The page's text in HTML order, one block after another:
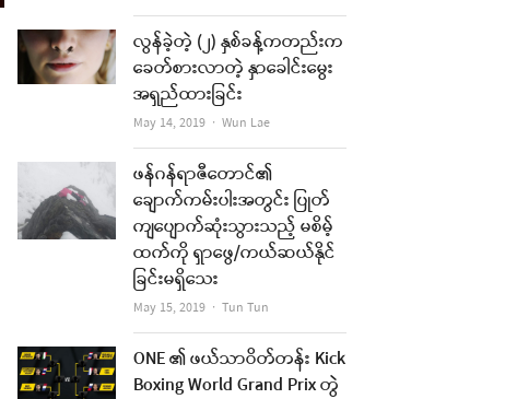
လွန်ခဲ့တဲ့ (၂) နှစ်ခန့်ကတည်းက
ခေတ်စားလာတဲ့ နှာခေါင်းမွေး
အရှည်ထားခြင်း
May 14, 2019 Author
Wun Lae
ဖန်ဂန်ရာဇီတောင်၏
ချောက်ကမ်းပါးအတွင်း ပြုတ်
ကျပျောက်ဆုံးသွားသည့် မစိမ့်
ထက်ကို ရှာဖွေ/ကယ်ဆယ်နိုင်
ခြင်းမရှိသေး
May 15, 2019 Author
Tun Tun
ONE ၏ ဖယ်သာဝိတ်တန်း Kick
Boxing World Grand Prix တွဲ